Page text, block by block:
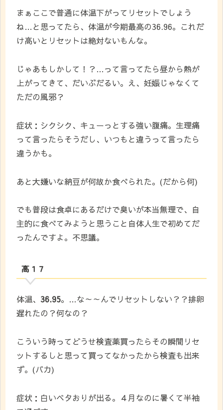
まぁここで普通に体温下がってリセットでしょう
ね…と思ってたら、体温が今期最高の36.96。これだ
け高いとリセットは絶対ないもんな。
じゃあもしかして！？…って言ってたら昼から熱が
上がってきて、だいぶだるい。え、妊娠じゃなくて
ただの風邪？
症状：シクシク、キューっとする強い腹痛。生理痛
って言ったらそうだし、いつもと違うって言ったら
違うかも。
あと大嫌いな納豆が何故か食べられた。(だから何)
でも普段は食卓にあるだけで臭いが本当無理で、自
主的に食べてみようと思うこと自体人生で初めてだ
ったんですよ。不思議。
高１７
体温、 36.95。…な～～んでリセットしない？？排卵
遅れたの？何なの？
こういう時ってどうせ検査薬買ったらその瞬間リセ
ットするしと思って買ってなかったから検査も出来
ず。(バカ)
症状：白いベタおりが出る。４月なのに暑くて半袖